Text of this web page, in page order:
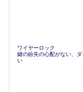
ワイヤーロック
鍵の紛失の心配がない、ダ
い